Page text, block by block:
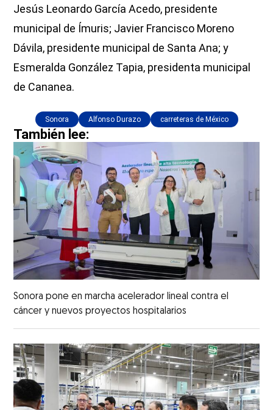
Jesús Leonardo García Acedo, presidente
municipal de Ímuris; Javier Francisco Moreno
Dávila, presidente municipal de Santa Ana; y
Esmeralda González Tapia, presidenta municipal
de Cananea.
Sonora Alfonso Durazo carreteras de México
También lee:
Sonora pone en marcha acelerador lineal contra el
cáncer y nuevos proyectos hospitalarios